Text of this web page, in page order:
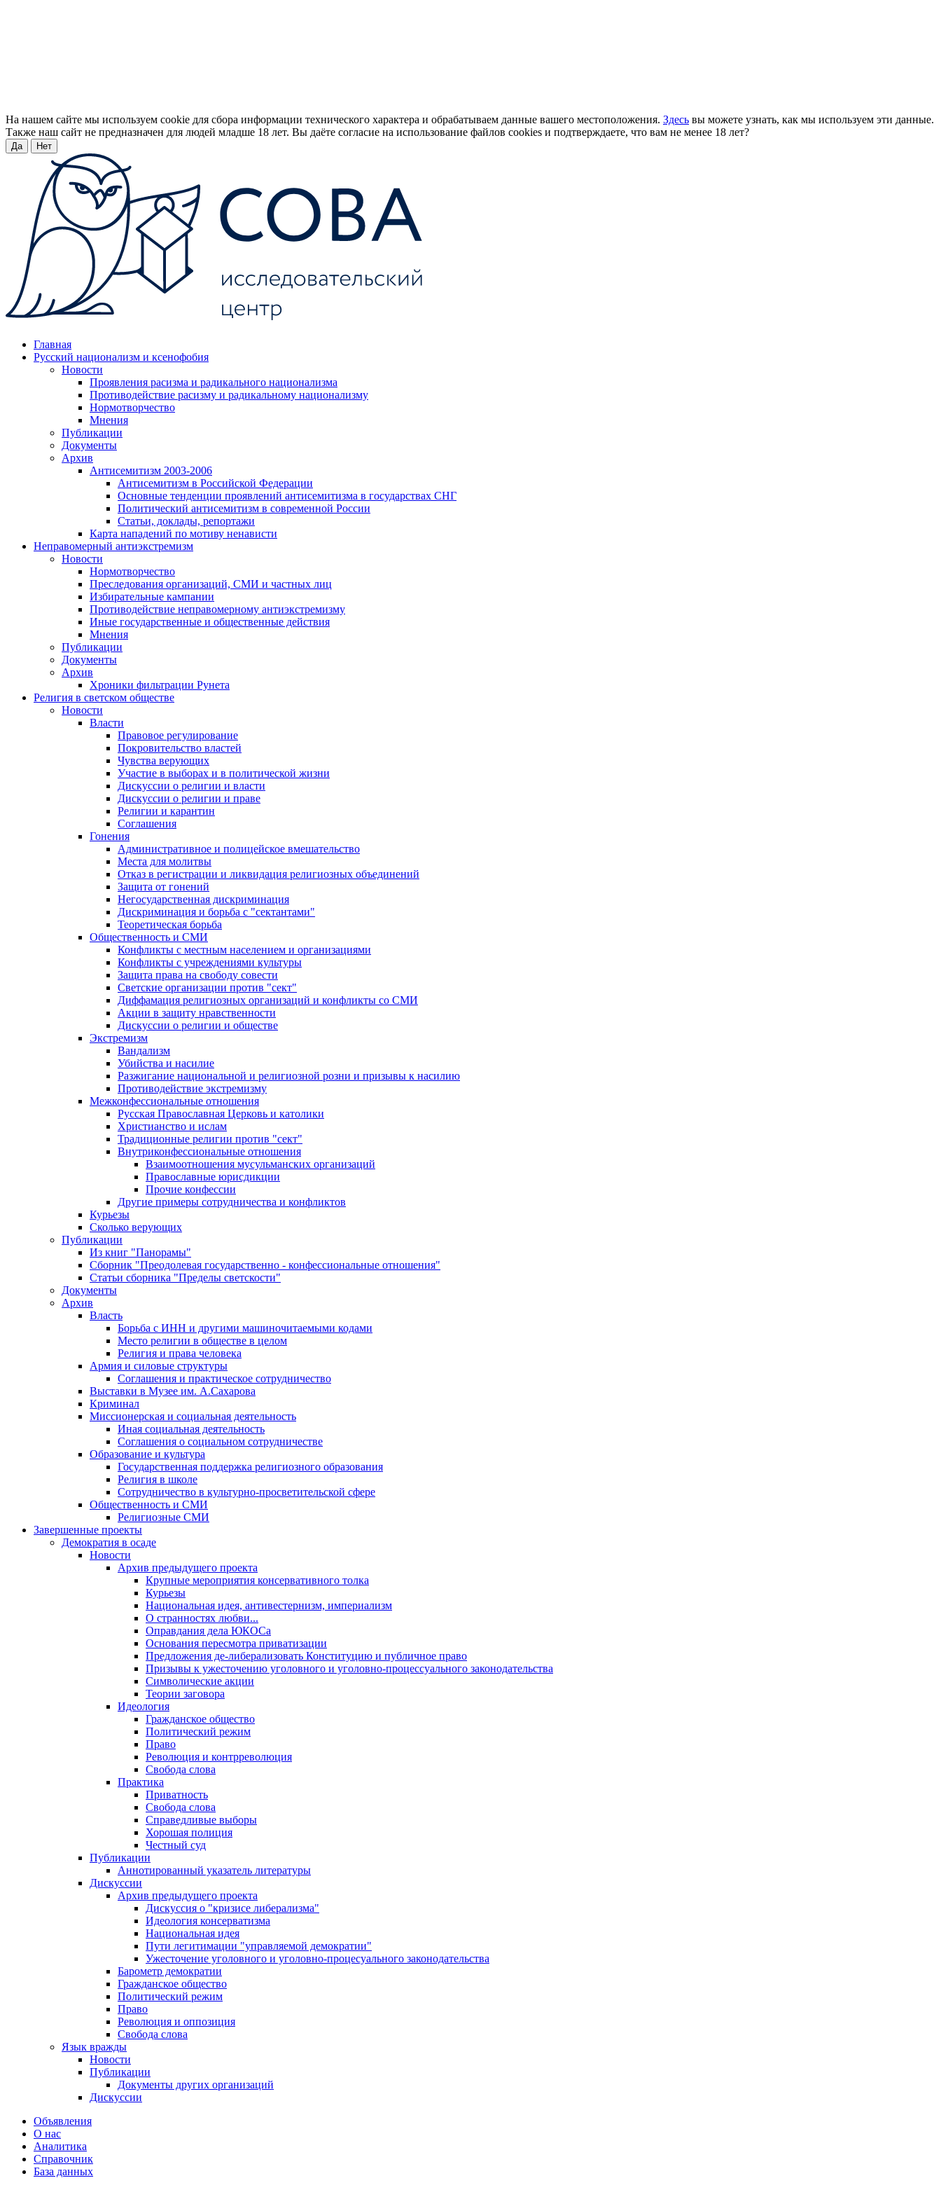
На нашем сайте мы используем cookie для сбора информации технического характера и обрабатываем данные вашего местоположения. Здесь вы можете узнать, как мы используем эти данные.
Также наш сайт не предназначен для людей младше 18 лет. Вы даёте согласие на использование файлов cookies и подтверждаете, что вам не менее 18 лет?
Да Нет
Главная
Русский национализм и ксенофобия
Новости
Проявления расизма и радикального национализма
Противодействие расизму и радикальному национализму
Нормотворчество
Мнения
Публикации
Документы
Архив
Антисемитизм 2003-2006
Антисемитизм в Российской Федерации
Основные тенденции проявлений антисемитизма в государствах СНГ
Политический антисемитизм в современной России
Статьи, доклады, репортажи
Карта нападений по мотиву ненависти
Неправомерный антиэкстремизм
Новости
Нормотворчество
Преследования организаций, СМИ и частных лиц
Избирательные кампании
Противодействие неправомерному антиэкстремизму
Иные государственные и общественные действия
Мнения
Публикации
Документы
Архив
Хроники фильтрации Рунета
Религия в светском обществе
Новости
Власти
Правовое регулирование
Покровительство властей
Чувства верующих
Участие в выборах и в политической жизни
Дискуссии о религии и власти
Дискуссии о религии и праве
Религии и карантин
Соглашения
Гонения
Административное и полицейское вмешательство
Места для молитвы
Отказ в регистрации и ликвидация религиозных объединений
Защита от гонений
Негосударственная дискриминация
Дискриминация и борьба с "сектантами"
Теоретическая борьба
Общественность и СМИ
Конфликты с местным населением и организациями
Конфликты с учреждениями культуры
Защита права на свободу совести
Светские организации против "сект"
Диффамация религиозных организаций и конфликты со СМИ
Акции в защиту нравственности
Дискуссии о религии и обществе
Экстремизм
Вандализм
Убийства и насилие
Разжигание национальной и религиозной розни и призывы к насилию
Противодействие экстремизму
Межконфессиональные отношения
Русская Православная Церковь и католики
Христианство и ислам
Традиционные религии против "сект"
Внутриконфессиональные отношения
Взаимоотношения мусульманских организаций
Православные юрисдикции
Прочие конфессии
Другие примеры сотрудничества и конфликтов
Курьезы
Сколько верующих
Публикации
Из книг "Панорамы"
Сборник "Преодолевая государственно - конфессиональные отношения"
Статьи сборника "Пределы светскости"
Документы
Архив
Власть
Борьба с ИНН и другими машиночитаемыми кодами
Место религии в обществе в целом
Религия и права человека
Армия и силовые структуры
Соглашения и практическое сотрудничество
Выставки в Музее им. А.Сахарова
Криминал
Миссионерская и социальная деятельность
Иная социальная деятельность
Соглашения о социальном сотрудничестве
Образование и культура
Государственная поддержка религиозного образования
Религия в школе
Сотрудничество в культурно-просветительской сфере
Общественность и СМИ
Религиозные СМИ
Завершенные проекты
Демократия в осаде
Новости
Архив предыдущего проекта
Крупные мероприятия консервативного толка
Курьезы
Национальная идея, антивестернизм, империализм
О странностях любви...
Оправдания дела ЮКОСа
Основания пересмотра приватизации
Предложения де-либерализовать Конституцию и публичное право
Призывы к ужесточению уголовного и уголовно-процессуального законодательства
Символические акции
Теории заговора
Идеология
Гражданское общество
Политический режим
Право
Революция и контрреволюция
Свобода слова
Практика
Приватность
Свобода слова
Справедливые выборы
Хорошая полиция
Честный суд
Публикации
Аннотированный указатель литературы
Дискуссии
Архив предыдущего проекта
Дискуссия о "кризисе либерализма"
Идеология консерватизма
Национальная идея
Пути легитимации "управляемой демократии"
Ужесточение уголовного и уголовно-процесуального законодательства
Барометр демократии
Гражданское общество
Политический режим
Право
Революция и оппозиция
Свобода слова
Язык вражды
Новости
Публикации
Документы других организаций
Дискуссии
Объявления
О нас
Аналитика
Справочник
База данных